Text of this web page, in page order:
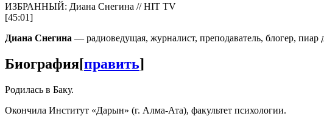
ИЗБРАННЫЙ: Диана Снегина // HIT TV
[45:01]
Диана Снегина — радиоведущая, журналист, преподаватель, блогер, пиар
Биография[править]
Родилась в Баку.
Окончила Институт «Дарын» (г. Алма-Ата), факультет психологии.